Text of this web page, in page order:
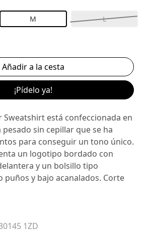
M L
¡Pídelo ya!
Sweatshirt está confeccionada en
sin cepillar que se ha
para conseguir un tono único.
un logotipo bordado con
y un bolsillo tipo
puños y bajo acanalados. Corte
1ZD